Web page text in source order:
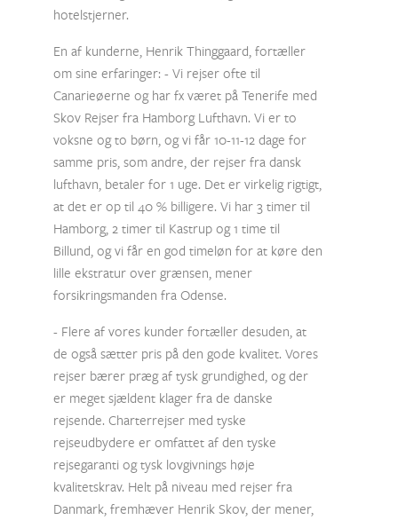
hotelstjerner.
En af kunderne, Henrik Thinggaard, fortæller
om sine erfaringer: - Vi rejser ofte til
Canarieøerne og har fx været på Tenerife med
Skov Rejser fra Hamborg Lufthavn. Vi er to
voksne og to børn, og vi får 10-11-12 dage for
samme pris, som andre, der rejser fra dansk
lufthavn, betaler for 1 uge. Det er virkelig rigtigt,
at det er op til 40 % billigere. Vi har 3 timer til
Hamborg, 2 timer til Kastrup og 1 time til
Billund, og vi får en god timeløn for at køre den
lille ekstratur over grænsen, mener
forsikringsmanden fra Odense.
- Flere af vores kunder fortæller desuden, at
de også sætter pris på den gode kvalitet. Vores
rejser bærer præg af tysk grundighed, og der
er meget sjældent klager fra de danske
rejsende. Charterrejser med tyske
rejseudbydere er omfattet af den tyske
rejsegaranti og tysk lovgivnings høje
kvalitetskrav. Helt på niveau med rejser fra
Danmark, fremhæver Henrik Skov, der mener,